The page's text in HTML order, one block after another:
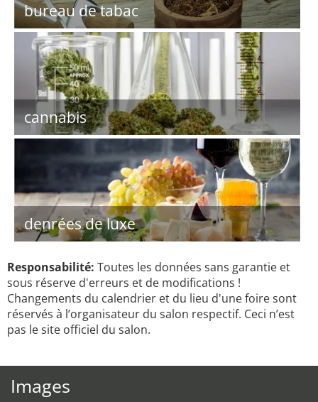
bureau de tabac
cannabis
denrées de luxe
Responsabilité: Toutes les données sans garantie et
sous réserve d'erreurs et de modifications !
Changements du calendrier et du lieu d'une foire sont
réservés à l’organisateur du salon respectif. Ceci n’est
pas le site officiel du salon.
Images